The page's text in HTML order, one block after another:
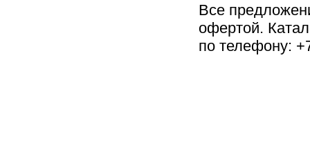
Все
офертой.
по телефону: